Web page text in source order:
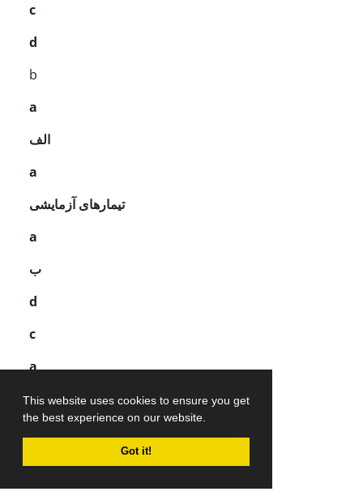
This website uses cookies to ensure you get
the best experience on our website.
Got it!
c
d
b
a
الف
a
تیمارهای آزمایشی
a
ب
d
c
a
a